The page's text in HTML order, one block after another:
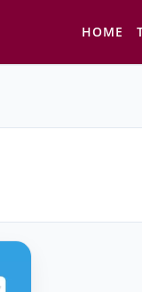
HOME